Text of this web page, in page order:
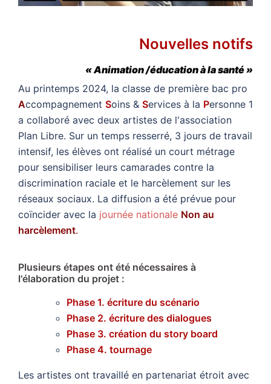
Nouvelles notifs
« Animation /éducation à la santé »
Au printemps 2024, la classe de première bac pro
Accompagnement Soins & Services à la Personne 1
a collaboré avec deux artistes de l'association
Plan Libre. Sur un temps resserré, 3 jours de travail
intensif, les élèves ont réalisé un court métrage
pour sensibiliser leurs camarades contre la
discrimination raciale et le harcèlement sur les
réseaux sociaux. La diffusion a été prévue pour
coïncider avec la journée nationale Non au
harcèlement.
Plusieurs étapes ont été nécessaires à
l'élaboration du projet :
Phase 1. écriture du scénario
Phase 2. écriture des dialogues
Phase 3. création du story board
Phase 4. tournage
Les artistes ont travaillé en partenariat étroit avec